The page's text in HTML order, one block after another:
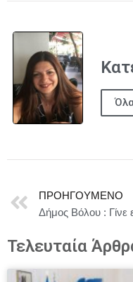
ΠΡΟΗΓΟΎΜΕΝΟ
Τελευταία